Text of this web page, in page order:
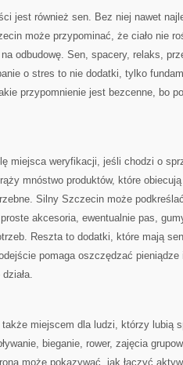
jest również sen. Bez niej nawet
może przypominać, że ciało nie
odbudowę. Sen, spacery, relaks,
o stres to nie dodatki, tylko
przypomnienie jest bezcenne, bo
miejsca weryfikacji, jeśli chodzi o
mnóstwo produktów, które
Silny Szczecin może
akcesoria, ewentualnie pas,
Reszta to dodatki, które mają
pomaga oszczędzać
miejscem dla ludzi, którzy lubią
bieganie, rower, zajęcia
może pokazywać, jak łączyć